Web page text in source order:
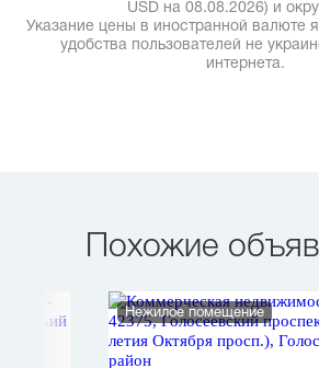
USD на 08.08.2026) и
Указание цены в иностранной валюте
удобства пользователей не
интернета.
Похожие
Нежилое помещение